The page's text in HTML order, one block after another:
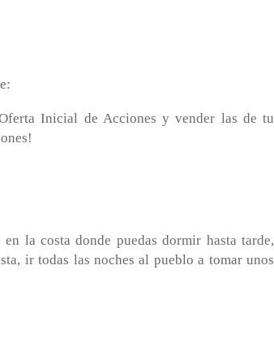
Inicial de Acciones y vender las de tu
la costa donde puedas dormir hasta tarde,
ir todas las noches al pueblo a tomar unos